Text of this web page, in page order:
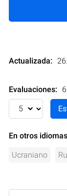
Actualizada:
Evaluaciones: 6
En otros
Ucraniano